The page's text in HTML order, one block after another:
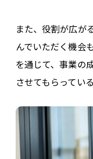
また、役割が広が
んでいただく機会
を通じて、事業の
させてもらってい